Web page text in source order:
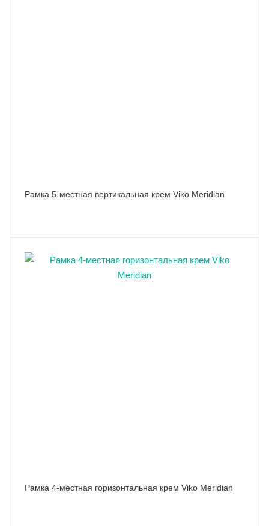
Рамка 5-местная вертикальная крем Viko Meridian
Рамка 4-местная горизонтальная крем Viko Meridian